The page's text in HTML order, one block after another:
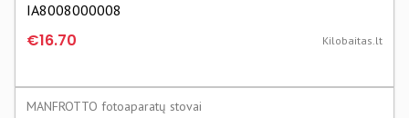
IA8008000008
€16.70 Kilobaitas.lt
MANFROTTO fotoaparatų stovai